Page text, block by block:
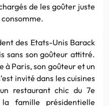
de les goûter juste
consomme.
des Etats-Unis Barack
sans songoûteur attitré.
à Paris, son goûteuret un
invité dans les cuisines
restaurant chic du 7e
famille présidentielle